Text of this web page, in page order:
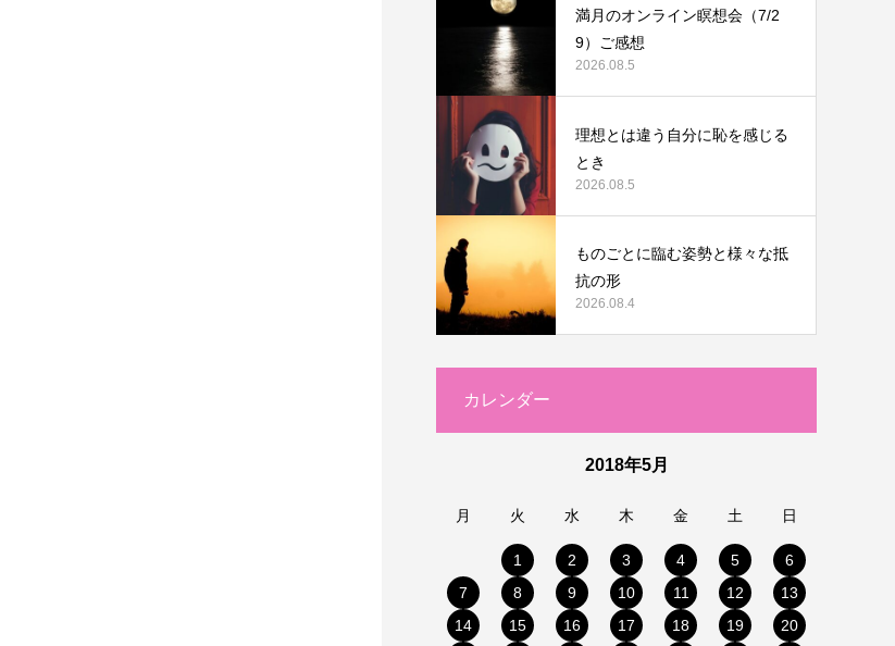
満月のオンライン瞑想会（7/2
9）ご感想
2026.08.5
理想とは違う自分に恥を感じる
とき
2026.08.5
ものごとに臨む姿勢と様々な抵
抗の形
2026.08.4
カレンダー
2018年5月
月 火 水 木 金 土 日
1 2 3 4 5
6
7
8 9 10 11 12
13
14
15 16 17 18 19
20